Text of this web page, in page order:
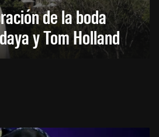
de la boda
y Tom Holland